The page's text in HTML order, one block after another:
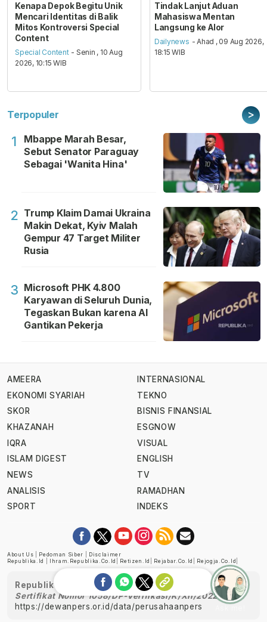
Kenapa Depok Begitu Unik
Mencari Identitas di Balik
Mitos Kontroversi Special
Content
Special Content - Senin , 10 Aug
2026, 10:15 WIB
Tindak Lanjut Aduan
Mahasiswa Mentan
Langsung ke Alor
Dailynews - Ahad , 09 Aug 2026,
18:15 WIB
Terpopuler >
1
Mbappe Marah Besar,
Sebut Senator Paraguay
Sebagai 'Wanita Hina'
2 Trump Klaim Damai Ukraina
Makin Dekat, Kyiv Malah
Gempur 47 Target Militer
Rusia
3 Microsoft PHK 4.800
Karyawan di Seluruh Dunia,
Tegaskan Bukan karena AI
Gantikan Pekerja
AMEERA
EKONOMI SYARIAH
SKOR
KHAZANAH
IQRA
ISLAM DIGEST
NEWS
ANALISIS
SPORT
INTERNASIONAL
TEKNO
BISNIS FINANSIAL
ESGNOW
VISUAL
ENGLISH
TV
RAMADHAN
INDEKS
About Us Pedoman Siber
Disclaimer
Republika.id
Ihram.republika.co.id Retizen.id Rejabar.co.id Rejogja.co.id
Republika telah diverifikasi oleh Dewan Pers
Sertifikat Nomor 1058/DP-Verifikasi/K/XII/2022
https://dewanpers.or.id/data/perusahaanpers